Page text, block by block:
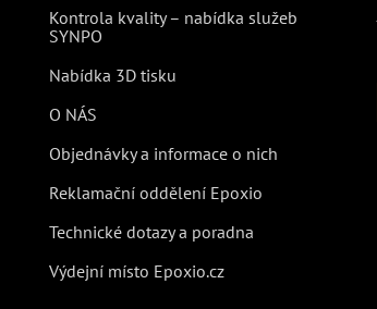
Kontrola kvality – nabídka služeb
SYNPO
Nabídka 3D tisku
O NÁS
Objednávky a informace o nich
Reklamační oddělení Epoxio
Technické dotazy a poradna
Výdejní místo Epoxio.cz